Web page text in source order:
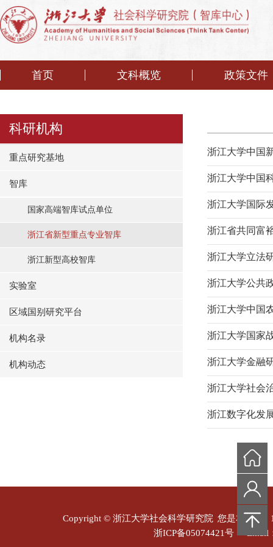
首页 文科概览 政策文件
科研机构
重点研究基地
智库
国家高端智库试点单位
浙江省新型重点专业智库
浙江新型高校智库
实验室
区域国别研究平台
机构名录
机构动态
浙江大学中国
浙江大学中国
浙江大学国际
浙江省共同富
浙江大学立法
浙江大学公共
浙江大学中国
浙江大学国家
浙江大学金融
浙江大学社会
浙江数字化发
Copyright © 浙江大学社会科学研究院 您是本站第
浙ICP备05074421号